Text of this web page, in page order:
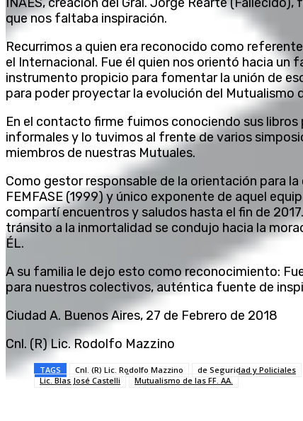
que nos faltaba inspiración.
Recurrimos a quien era reconocido como
el Internacional. Fue él quien nos orientó hacia
instrumento propicio para fomentar la unión de
para poder proyectar la evolución del Mutualismo
En el contacto firme fuimos conociendo sus
informales y lo tuvimos al frente de varios
miembros de nuestras Mutuales.
Como gestor responsable de la orientación para
FEMFASE (1999) y único exponente de aquel
compartí encuentros y saludos hasta el fin de
tránsito a la inmortalidad se condujo hacia la
ÉL.
A su familia le dejo esto como reconocimiento:
para nuestros colectivos, auténtica fuente de
Ciudad A. Buenos Aires, 27 de Febrero de 2018
Cnl. (R) Lic. Rodolfo Mazzino
TAGS Cnl. (R) Lic. Rodolfo Mazzino de Seguridad y Policiales
Lic. Blas José Castelli
Mutualismo de las FF. AA.